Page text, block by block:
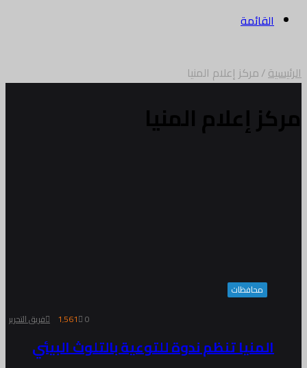
القائمة
الرئيسية/مركز إعلام المنيا
مركز إعلام المنيا
محافظات
فريق التحرير
0 1٬561
المنيا تنظم ندوة للتوعية بالتلوث البيئي